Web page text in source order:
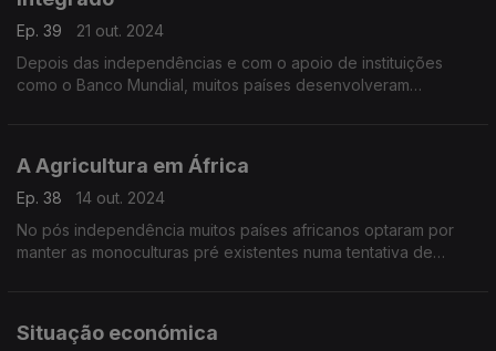
Ep. 39
21 out. 2024
Depois das independências e com o apoio de instituições
como o Banco Mundial, muitos países desenvolveram
A Agricultura em África
Ep. 38
14 out. 2024
No pós independência muitos países africanos optaram por
manter as monoculturas pré existentes numa tentativa de
Situação económica